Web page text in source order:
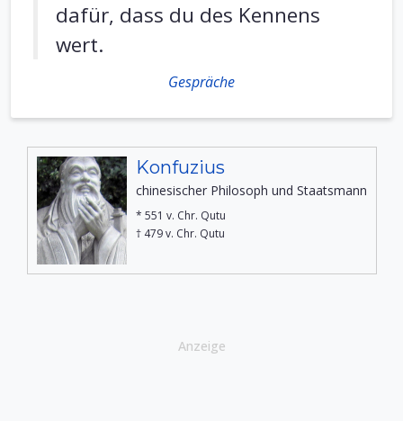
dafür, dass du des Kennens
wert.
Gespräche
Konfuzius
chinesischer Philosoph und Staatsmann
* 551 v. Chr. Qutu
† 479 v. Chr. Qutu
Anzeige